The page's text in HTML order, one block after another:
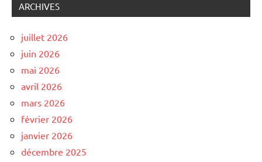
ARCHIVES
juillet 2026
juin 2026
mai 2026
avril 2026
mars 2026
février 2026
janvier 2026
décembre 2025